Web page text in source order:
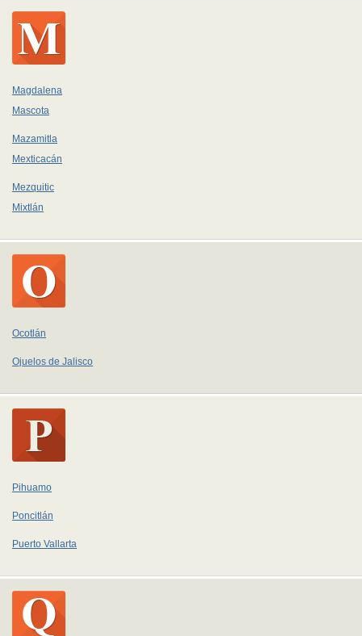
Magdalena
Mascota
Mazamitla
Mexticacán
Mezquitic
Mixtlán
Ocotlán
Ojuelos de Jalisco
Pihuamo
Poncitlán
Puerto Vallarta